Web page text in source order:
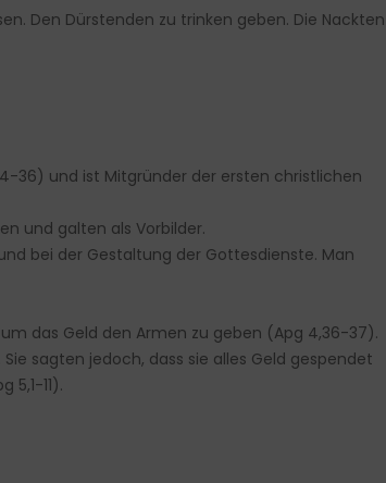
Den Dürstenden zu trinken geben. Die Nackten
36) und ist Mitgründer der ersten christlichen
und galten als Vorbilder.
bei der Gestaltung der Gottesdienste. Man
das Geld den Armen zu geben (Apg 4,36-37).
sagten jedoch, dass sie alles Geld gespendet
11).